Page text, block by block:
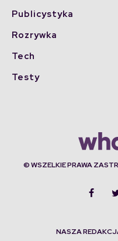
Publicystyka
Rozrywka
Tech
Testy
© WSZELKIE PRAWA
NASZA